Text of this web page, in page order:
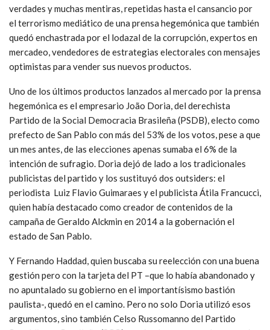
verdades y muchas mentiras, repetidas hasta el cansancio por
el terrorismo mediático de una prensa hegemónica que también
quedó enchastrada por el lodazal de la corrupción, expertos en
mercadeo, vendedores de estrategias electorales con mensajes
optimistas para vender sus nuevos productos.
Uno de los últimos productos lanzados al mercado por la prensa
hegemónica es el empresario João Doria, del derechista
Partido de la Social Democracia Brasileña (PSDB), electo como
prefecto de San Pablo con más del 53% de los votos, pese a que
un mes antes, de las elecciones apenas sumaba el 6% de la
intención de sufragio. Doria dejó de lado a los tradicionales
publicistas del partido y los sustituyó dos outsiders: el
periodista Luiz Flavio Guimaraes y el publicista Átila Francucci,
quien había destacado como creador de contenidos de la
campaña de Geraldo Alckmin en 2014 a la gobernación el
estado de San Pablo.
Y Fernando Haddad, quien buscaba su reelección con una buena
gestión pero con la tarjeta del PT –que lo había abandonado y
no apuntalado su gobierno en el importantísismo bastión
paulista-, quedó en el camino. Pero no solo Doria utilizó esos
argumentos, sino también Celso Russomanno del Partido